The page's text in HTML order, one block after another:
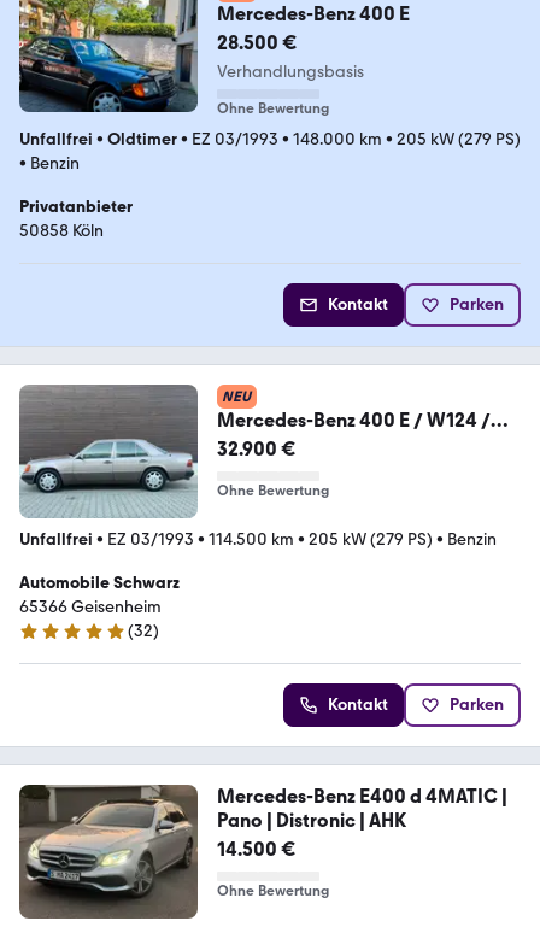
Mercedes-Benz 400 E
28.500 €
Verhandlungsbasis
Ohne Bewertung
Unfallfrei • Oldtimer• EZ 03/1993 • 148.000 km • 205 kW (279 PS)
• Benzin
Privatanbieter
50858 Köln
Kontakt Parken
NEU
Mercedes-Benz 400 E / W124 /
ROSENHOLZ / DEUTSCH /
32.900 €
Ohne Bewertung
Unfallfrei • EZ 03/1993 • 114.500 km • 205 kW (279 PS) • Benzin
Automobile Schwarz
65366 Geisenheim
5 Sterne
(32)
Kontakt Parken
Mercedes-Benz E400 d 4MATIC |
Pano | Distronic | AHK
14.500 €
Ohne Bewertung